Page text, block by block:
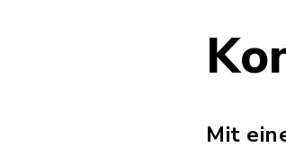
Mit